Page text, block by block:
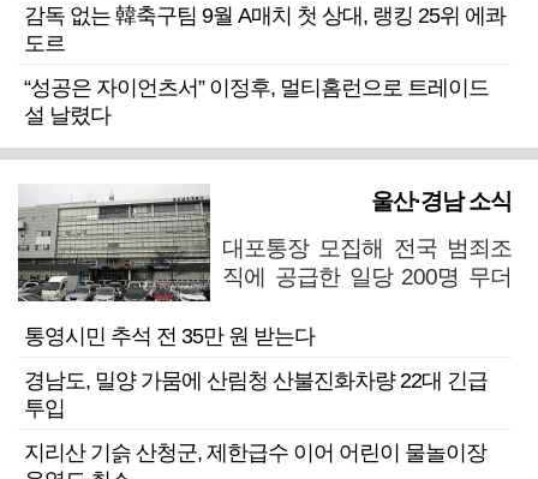
감독 없는 韓축구팀 9월 A매치 첫 상대, 랭킹 25위 에콰
도르
“성공은 자이언츠서” 이정후, 멀티홈런으로 트레이드
설 날렸다
울산·경남 소식
대포통장 모집해 전국 범죄조
직에 공급한 일당 200명 무더
통영시민 추석 전 35만 원 받는다
경남도, 밀양 가뭄에 산림청 산불진화차량 22대 긴급
투입
지리산 기슭 산청군, 제한급수 이어 어린이 물놀이장